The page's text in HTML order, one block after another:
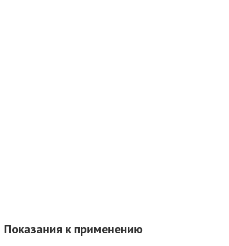
Показания к применению